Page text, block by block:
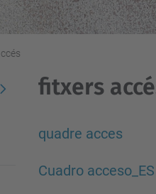
fitxers
quadre acces
Cuadro acceso_ES